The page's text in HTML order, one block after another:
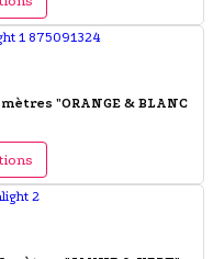
"ORANGE & BLANC